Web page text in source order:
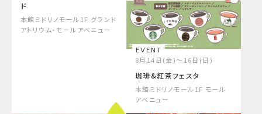
ド
本館ミドリノモール1F グランド
アトリウム・モールアベニュー
EVENT
8月14日(金)～16日(日)
珈琲&紅茶フェスタ
本館ミドリノモール1F モール
アベニュー